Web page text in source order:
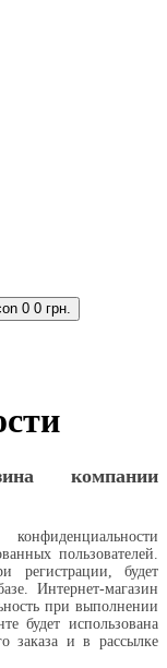
0 0 грн.
компании
пользователей.
будет
Интернет-магазин
при выполнении
будет использована
заказа и в рассылке